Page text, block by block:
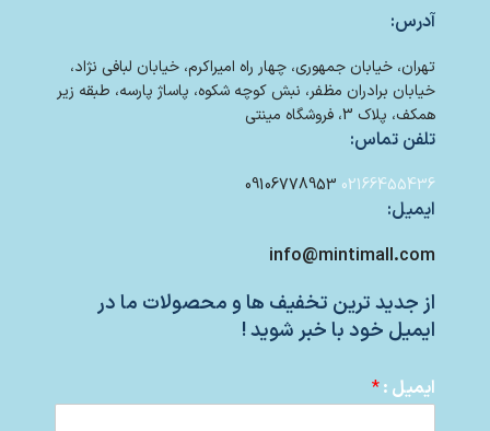
آدرس:
تهران، خیابان جمهوری، چهار راه امیراکرم، خیابان لبافی نژاد،
خیابان برادران مظفر، نبش کوچه شکوه، پاساژ پارسه، طبقه زیر
همکف، پلاک 3، فروشگاه مینتی
تلفن تماس:
02166455436
09106778953
ایمیل:
info@mintimall.com
از جدید ترین تخفیف ها و محصولات ما در
ایمیل خود با خبر شوید !
ایمیل :*